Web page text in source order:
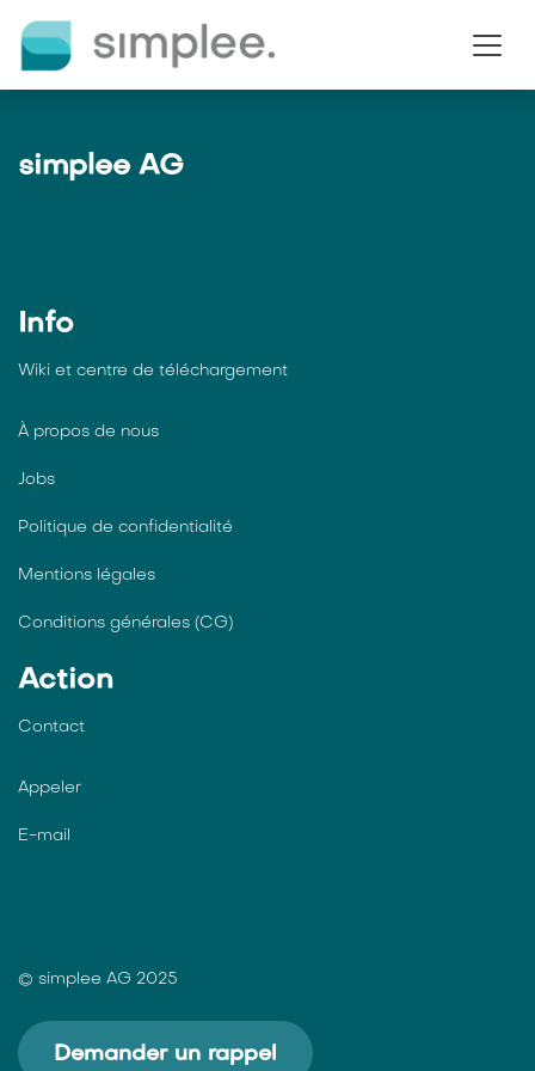
simplee AG
Info
Wiki et centre de téléchargement
À propos de nous
Jobs
Politique de confidentialité
Mentions légales
Conditions générales (CG)
Action
Contact
Appeler
E-mail
© simplee AG 2025
Demander un rappel